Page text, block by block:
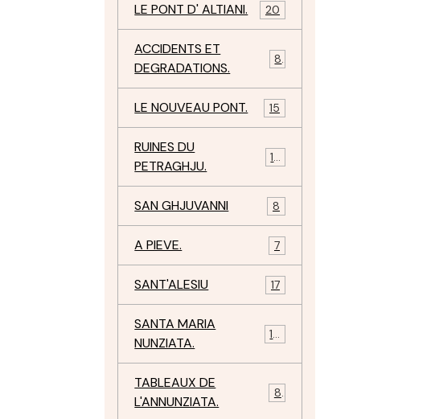
LE PONT D' ALTIANI. 20
ACCIDENTS ET
DEGRADATIONS.
8
LE NOUVEAU PONT. 15
RUINES DU
PETRAGHJU.
12
SAN GHJUVANNI 8
A PIEVE. 7
SANT'ALESIU 17
SANTA MARIA
NUNZIATA.
10
TABLEAUX DE
L'ANNUNZIATA.
8